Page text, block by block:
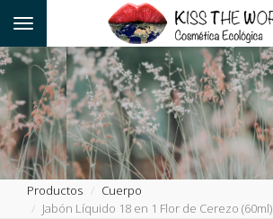
Toggle navigation
Productos
Cuerpo
Jabón Líquido 18 en 1 Flor de Cerezo (60ml)